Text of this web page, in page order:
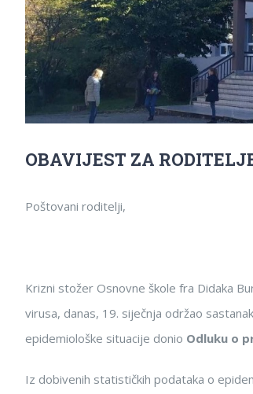
OBAVIJEST ZA
Poštovani roditelji,
Krizni stožer Osnovne škole fra Didaka
virusa, danas, 19. siječnja održao
epidemiološke situacije donio Odluku o
Iz dobivenih statističkih podataka o